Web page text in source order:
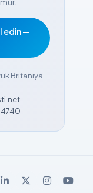
edin —
Britaniya